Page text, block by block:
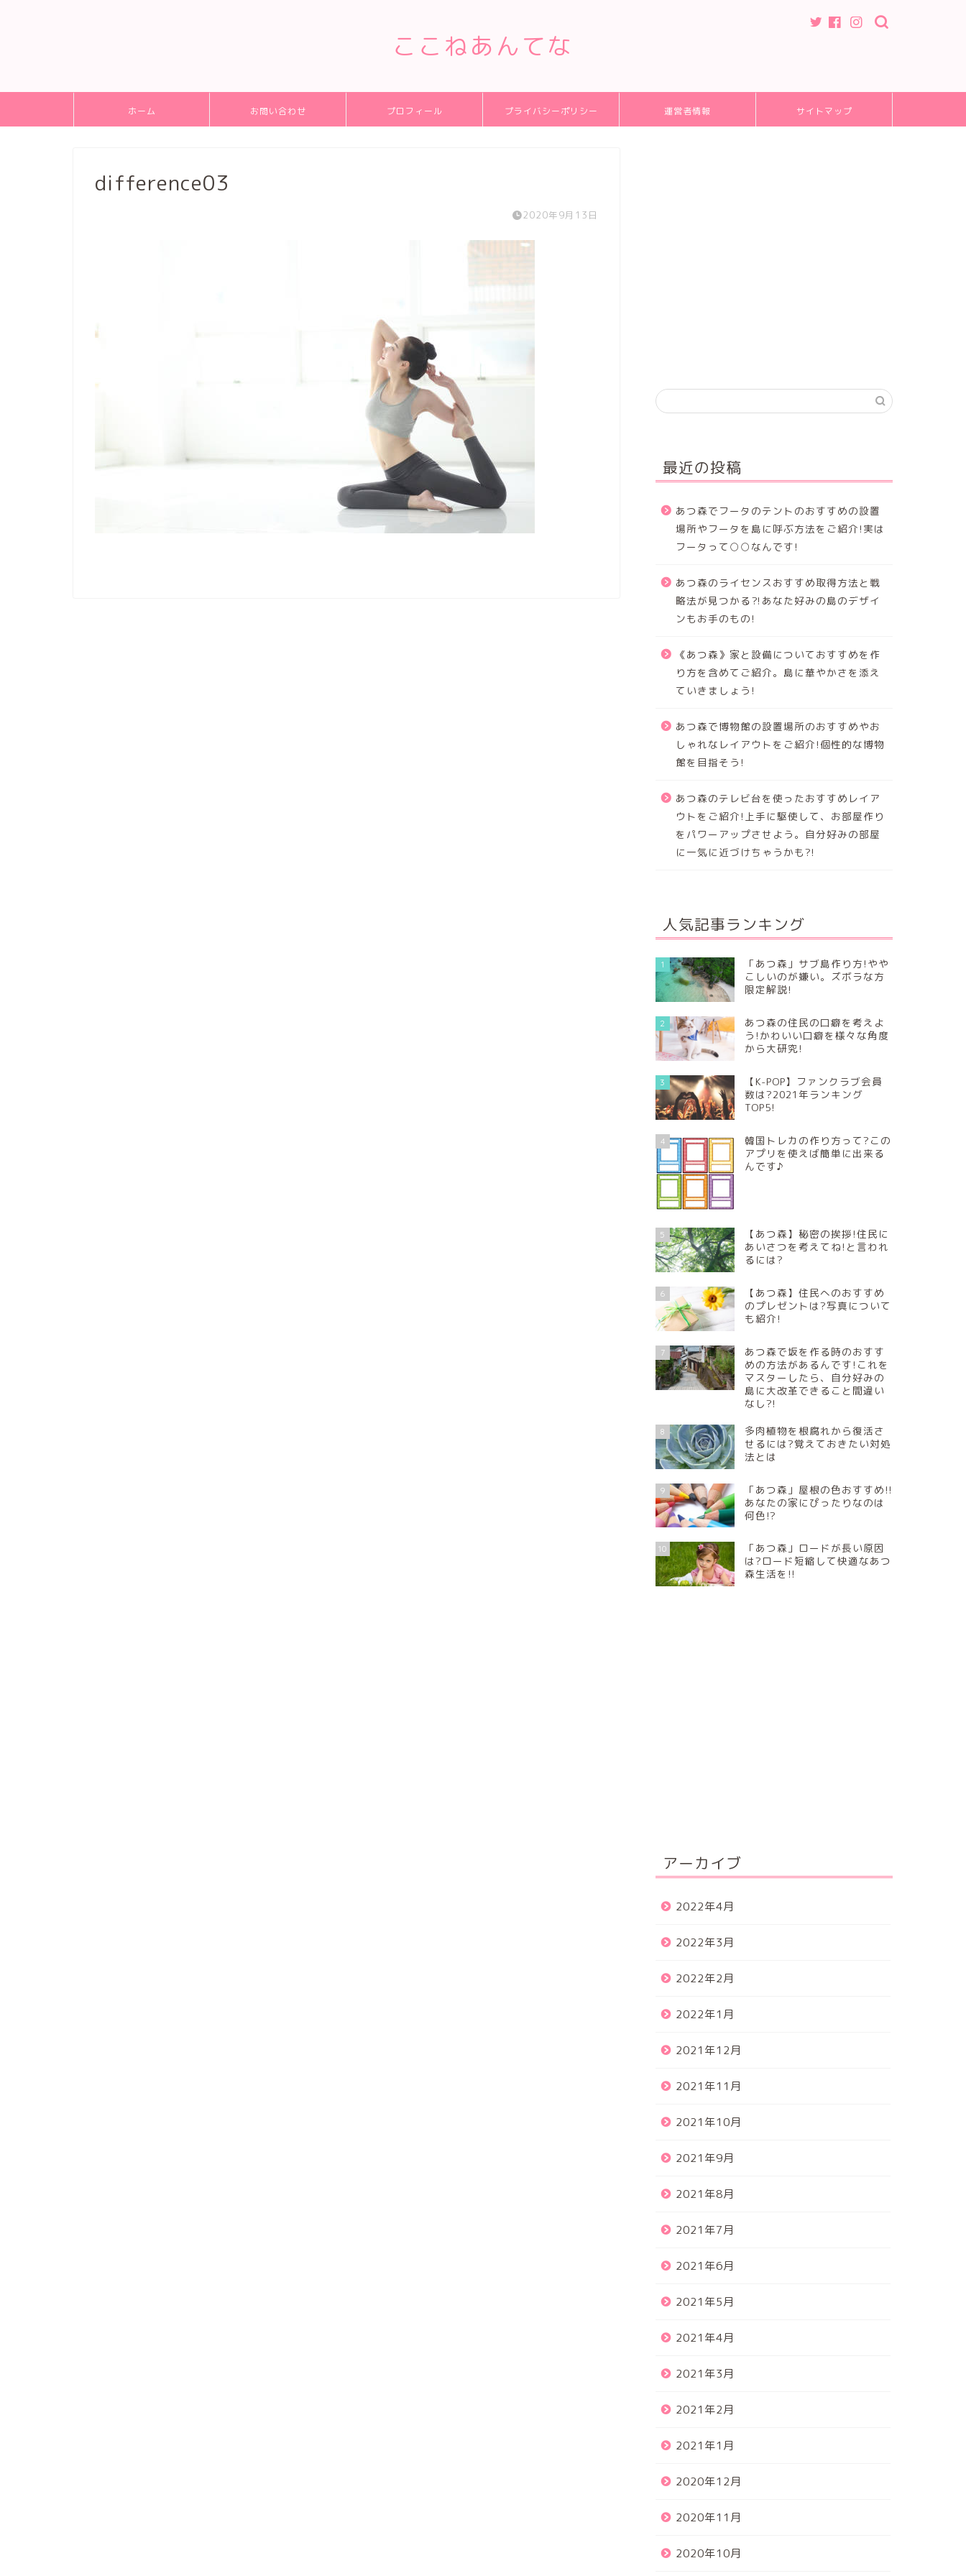
ここねあんてな
ホーム お問い合わせ プロフィール プライバシーポリシー 運営者情報 サイトマップ
difference03
2020年9月13日
最近の投稿
あつ森でフータのテントのおすすめの設置
場所やフータを島に呼ぶ方法をご紹介!実は
フータって○○なんです!
あつ森のライセンスおすすめ取得方法と戦
略法が見つかる⁈あなた好みの島のデザイ
ンもお手のもの!
《あつ森》家と設備についておすすめを作
り方を含めてご紹介。島に華やかさを添え
ていきましょう!
あつ森で博物館の設置場所のおすすめやお
しゃれなレイアウトをご紹介!個性的な博物
館を目指そう!
あつ森のテレビ台を使ったおすすめレイア
ウトをご紹介!上手に駆使して、お部屋作り
をパワーアップさせよう。自分好みの部屋
に一気に近づけちゃうかも?!
人気記事ランキング
1
「あつ森」サブ島作り方!やや
こしいのが嫌い。ズボラな方
限定解説!
2
あつ森の住民の口癖を考えよ
う!かわいい口癖を様々な角度
から大研究!
3
【K-POP】ファンクラブ会員
数は?2021年ランキング
TOP5!
4
韓国トレカの作り方って?この
アプリを使えば簡単に出来る
んです♪
5
【あつ森】秘密の挨拶!住民に
あいさつを考えてね!と言われ
るには?
6
【あつ森】住民へのおすすめ
のプレゼントは?写真について
も紹介!
7
あつ森で坂を作る時のおすす
めの方法があるんです!これを
マスターしたら、自分好みの
島に大改革できること間違い
なし?!
8
多肉植物を根腐れから復活さ
せるには?覚えておきたい対処
法とは
9
「あつ森」屋根の色おすすめ!!
あなたの家にぴったりなのは
何色!?
10
「あつ森」ロードが長い原因
は?ロード短縮して快適なあつ
森生活を!!
アーカイブ
2022年4月
2022年3月
2022年2月
2022年1月
2021年12月
2021年11月
2021年10月
2021年9月
2021年8月
2021年7月
2021年6月
2021年5月
2021年4月
2021年3月
2021年2月
2021年1月
2020年12月
2020年11月
2020年10月